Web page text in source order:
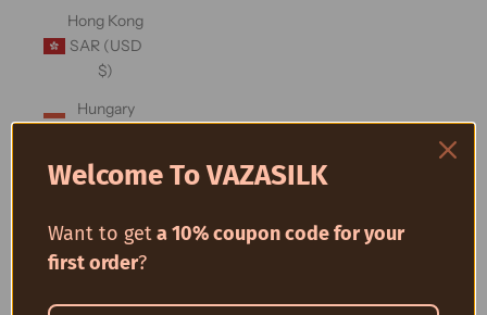
Hong Kong
SAR (USD
$)
Hungary
Iceland
India (USD
$)
Welcome To VAZASILK
Want to geta 10% coupon code for your
first order?